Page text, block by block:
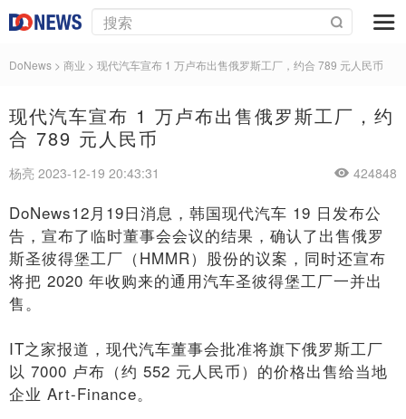
DoNews > 商业 > 现代汽车宣布 1 万卢布出售俄罗斯工厂，约合 789 元人民币
现代汽车宣布 1 万卢布出售俄罗斯工厂，约
合 789 元人民币
杨亮 2023-12-19 20:43:31 424848
DoNews12月19日消息，韩国现代汽车 19 日发布公
告，宣布了临时董事会会议的结果，确认了出售俄罗
斯圣彼得堡工厂（HMMR）股份的议案，同时还宣布
将把 2020 年收购来的通用汽车圣彼得堡工厂一并出
售。
IT之家报道，现代汽车董事会批准将旗下俄罗斯工厂
以 7000 卢布（约 552 元人民币）的价格出售给当地
企业 Art-Finance。